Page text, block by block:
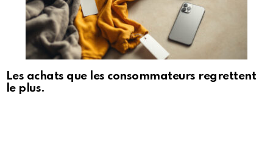
Les achats que les consommateurs regrettent
le plus.